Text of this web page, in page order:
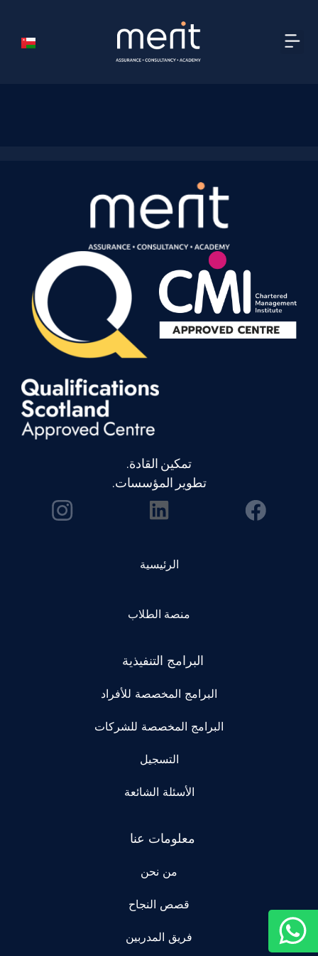
تمكين القادة.
تطوير المؤسسات.
الرئيسية
منصة الطلاب
البرامج التنفيذية
البرامج المخصصة للأفراد
البرامج المخصصة للشركات
التسجيل
الأسئلة الشائعة
معلومات عنا
من نحن
قصص النجاح
فريق المدربين